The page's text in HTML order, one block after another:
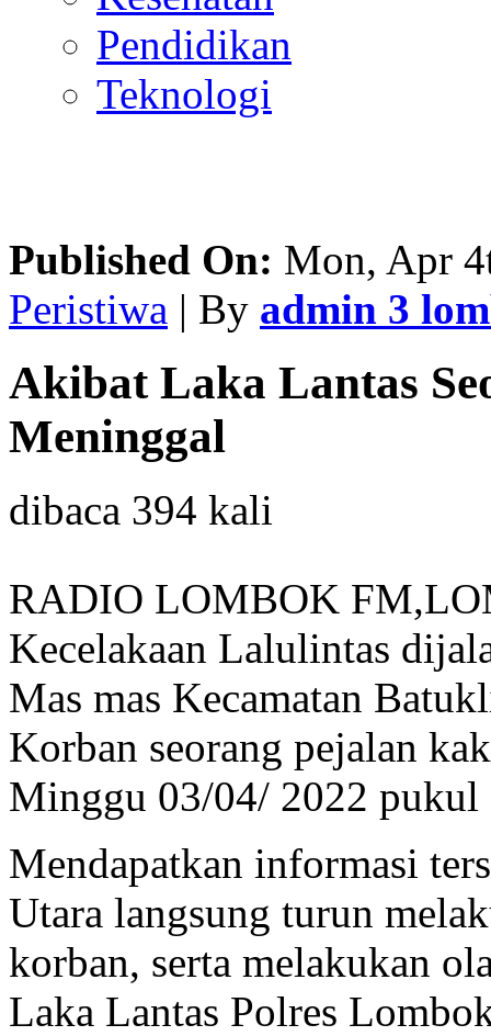
Pendidikan
Teknologi
Published On: Mon, Apr
Peristiwa | By admin 3
Akibat Laka Lantas
Meninggal
dibaca 394 kali
RADIO LOMBOK
Kecelakaan Lalulintas
Mas mas Kecamatan
Korban seorang pejalan
Minggu 03/04/ 2022 pukul
Mendapatkan informasi
Utara langsung turun
korban, serta melakukan
Laka Lantas Polres